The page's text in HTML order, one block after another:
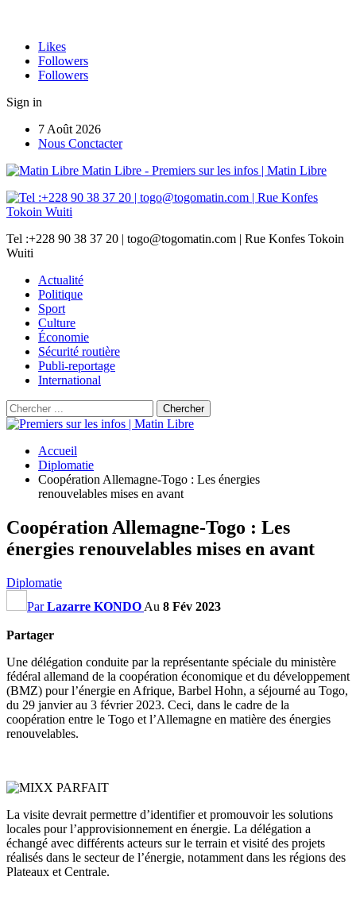
Likes
Followers
Followers
Sign in
7 Août 2026
Nous Conctacter
Matin Libre - Premiers sur les infos | Matin Libre
Tel :+228 90 38 37 20 | togo@togomatin.com | Rue Konfes Tokoin
Wuiti
Actualité
Politique
Sport
Culture
Économie
Sécurité routière
Publi-reportage
International
Accueil
Diplomatie
Coopération Allemagne-Togo : Les énergies
renouvelables mises en avant
Coopération Allemagne-Togo : Les
énergies renouvelables mises en avant
Diplomatie
ParLazarre KONDO Au 8 Fév 2023
Partager
Une délégation conduite par la représentante spéciale du ministère
fédéral allemand de la coopération économique et du développement
(BMZ) pour l’énergie en Afrique, Barbel Hohn, a séjourné au Togo,
du 29 janvier au 3 février 2023. Ceci, dans le cadre de la
coopération entre le Togo et l’Allemagne en matière des énergies
renouvelables.
La visite devrait permettre d’identifier et promouvoir les solutions
locales pour l’approvisionnement en énergie. La délégation a
échangé avec différents acteurs sur le terrain et visité des projets
réalisés dans le secteur de l’énergie, notamment dans les régions des
Plateaux et Centrale.